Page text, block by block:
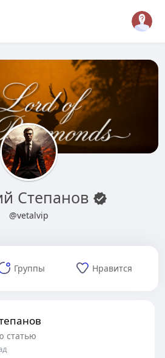
Степанов
@vetalvip
Группы Нравится
статью